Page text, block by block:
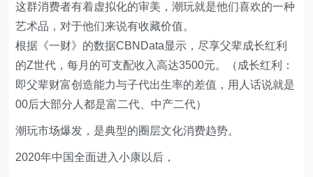
这群消费者有着虚拟化的审美，潮玩就是他们喜欢的一种
艺术品，对于他们来说有收藏价值。
根据《一财》的数据CBNData显示，尽享父辈成长红利
的Z世代，每月的可支配收入高达3500元。（成长红利：
即父辈财富创造能力与子代出生率的差值，用人话说就是
00后大部分人都是富二代、中产二代）
潮玩市场爆发，是典型的圈层文化消费趋势。
2020年中国全面进入小康以后，